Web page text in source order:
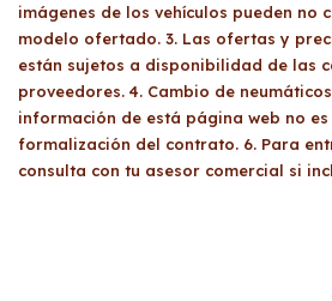
imágenes de los vehículos pueden no
modelo ofertado. 3. Las ofertas y
están sujetos a disponibilidad de las
proveedores. 4. Cambio de
información de está página web no
formalización del contrato. 6. Para
consulta con tu asesor comercial si